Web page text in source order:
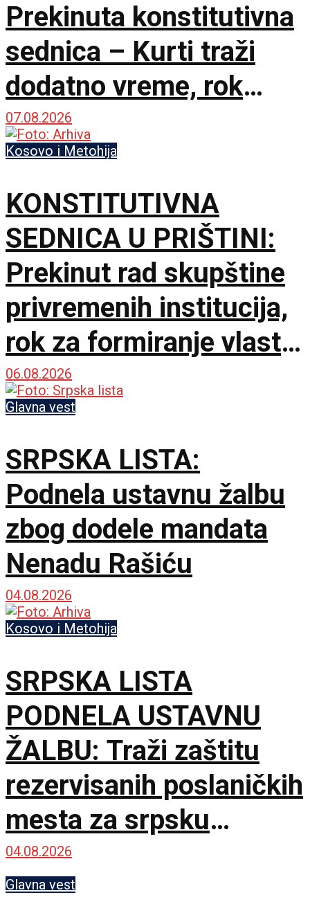
Prekinuta konstitutivna
sednica – Kurti traži
dodatno vreme, rok
Ustavnog suda ističe
sutra
07.08.2026
Kosovo i Metohija
KONSTITUTIVNA
SEDNICA U PRIŠTINI:
Prekinut rad skupštine
privremenih institucija,
rok za formiranje vlasti
ističe sutra u ponoć
06.08.2026
Glavna vest
SRPSKA LISTA:
Podnela ustavnu žalbu
zbog dodele mandata
Nenadu Rašiću
04.08.2026
Kosovo i Metohija
SRPSKA LISTA
PODNELA USTAVNU
ŽALBU: Traži zaštitu
rezervisanih poslaničkih
mesta za srpsku
zajednicu
04.08.2026
Glavna vest